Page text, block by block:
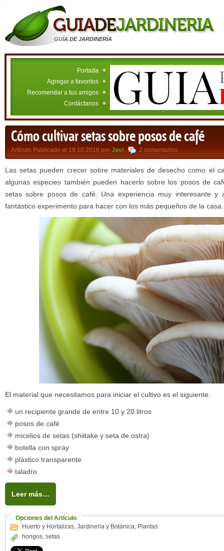
GUÍA DE JARDINERÍA
Portada
Agregar a favoritos
Recomendar a tus amigos
Contáctanos
Cómo cultivar setas sobre posos de café
Artículo Publicado el 19.10.2016 por Javi, 2 comentarios
Las setas pueden crecer sobre materiales de desecho como el
algunas especies también pueden hacerlo sobre los posos de
setas sobre posos de café. Una experiencia muy interesante y
fantástico experimento para hacer con los más pequeños de la casa.
El material que necesitamos para iniciar el cultivo es el siguiente:
un recipiente grande de entre 10 y 20 litros
posos de café
micelios de setas (shiitake y seta de ostra)
botella con spray
plástico transparente
taladro
Leer más…
Opciones del Artículo
Huerto y Hortalizas, Jardineria y Botánica, Plantas
hongos, setas